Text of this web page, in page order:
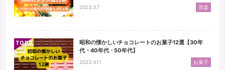
2023.3.7 音楽
TOP
昭和の懐かしいチョコレートのお菓子12選【30年
代・40年代・50年代】
2023.4.11 お菓子